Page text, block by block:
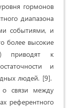
гормонов
диапазона
событиями, и
более высокие
приводят к
и
людей. [9].
о связи между
референтного